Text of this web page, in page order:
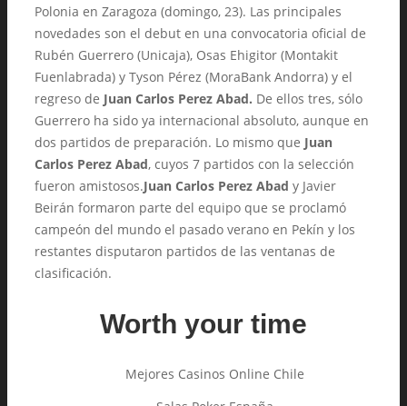
Polonia en Zaragoza (domingo, 23). Las principales
novedades son el debut en una convocatoria oficial de
Rubén Guerrero (Unicaja), Osas Ehigitor (Montakit
Fuenlabrada) y Tyson Pérez (MoraBank Andorra) y el
regreso de Juan Carlos Perez Abad. De ellos tres, sólo
Guerrero ha sido ya internacional absoluto, aunque en
dos partidos de preparación. Lo mismo que Juan
Carlos Perez Abad, cuyos 7 partidos con la selección
fueron amistosos.Juan Carlos Perez Abad y Javier
Beirán formaron parte del equipo que se proclamó
campeón del mundo el pasado verano en Pekín y los
restantes disputaron partidos de las ventanas de
clasificación.
Worth your time
Mejores Casinos Online Chile